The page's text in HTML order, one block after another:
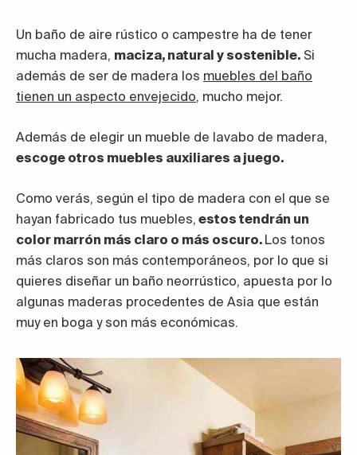
Un baño de aire rústico o campestre ha de tener
mucha madera, maciza, natural y sostenible. Si
además de ser de madera los muebles del baño
tienen un aspecto envejecido, mucho mejor.
Además de elegir un mueble de lavabo de madera,
escoge otros muebles auxiliares a juego.
Como verás, según el tipo de madera con el que se
hayan fabricado tus muebles, estos tendrán un
color marrón más claro o más oscuro. Los tonos
más claros son más contemporáneos, por lo que si
quieres diseñar un baño neorrústico, apuesta por lo
algunas maderas procedentes de Asia que están
muy en boga y son más económicas.